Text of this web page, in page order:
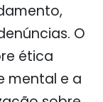
O
ética
mental e a